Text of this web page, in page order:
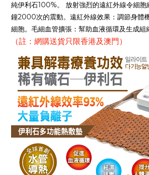
純伊利石100%。 放射強烈的遠紅外線令細胞
鐘2000次的震動。遠紅外線效果：調節身體
細胞。毛細血管擴張：幫助血液循環及生成組
（註：網購送貨只限香港及澳門）